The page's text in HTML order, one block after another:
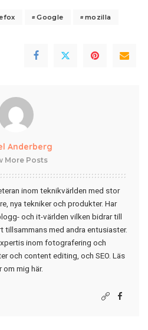
Google mozilla
Anderberg
More Posts
inom teknikvärlden med stor
nya tekniker och produkter. Har
och it-världen vilken bidrar till
tillsammans med andra entusiaster.
inom fotografering och
och content editing, och SEO. Läs
om mig här.